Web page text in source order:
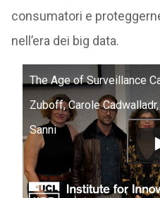
consumatori e
nell’era dei big data.
The Age of Surveillance
Zuboff, Carole
Sanni